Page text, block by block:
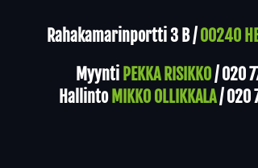
Rahakamarinportti 3 B /00240
Myynti PEKKA RISIKKO/020
Hallinto MIKKO OLLIKKALA/020